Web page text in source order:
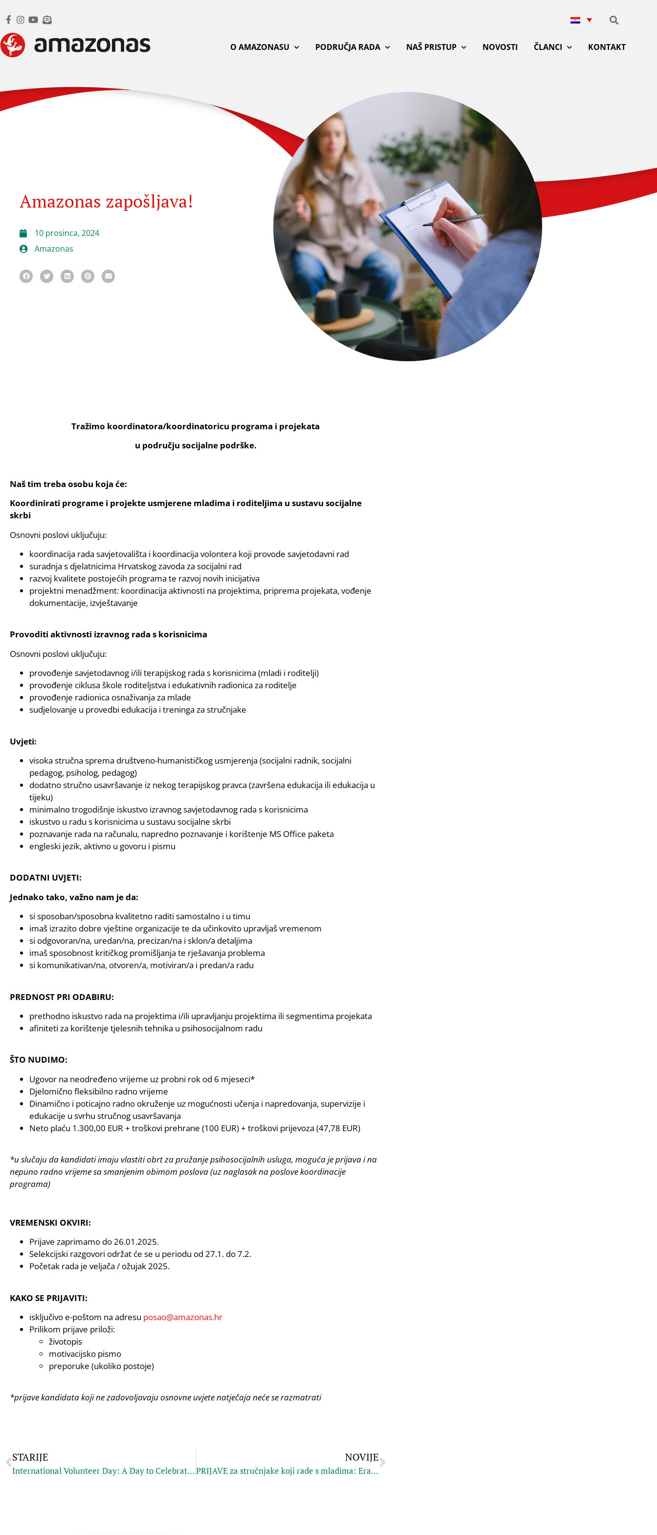
O AMAZONASU PODRUČJA RADA NAŠ PRISTUP NOVOSTI ČLANCI KONTAKT
Amazonas zapošljava!
10 prosinca, 2024
Amazonas
Tražimo koordinatora/koordinatoricu programa i projekata
u području socijalne podrške.
Naš tim treba osobu koja će:
Koordinirati programe i projekte usmjerene mladima i roditeljima u sustavu socijalne
skrbi
Osnovni poslovi uključuju:
koordinacija rada savjetovališta i koordinacija volontera koji provode savjetodavni rad
suradnja s djelatnicima Hrvatskog zavoda za socijalni rad
razvoj kvalitete postojećih programa te razvoj novih inicijativa
projektni menadžment: koordinacija aktivnosti na projektima, priprema projekata, vođenje
dokumentacije, izvještavanje
Provoditi aktivnosti izravnog rada s korisnicima
Osnovni poslovi uključuju:
provođenje savjetodavnog i/ili terapijskog rada s korisnicima (mladi i roditelji)
provođenje ciklusa škole roditeljstva i edukativnih radionica za roditelje
provođenje radionica osnaživanja za mlade
sudjelovanje u provedbi edukacija i treninga za stručnjake
Uvjeti:
visoka stručna sprema društveno-humanističkog usmjerenja (socijalni radnik, socijalni
pedagog, psiholog, pedagog)
dodatno stručno usavršavanje iz nekog terapijskog pravca (završena edukacija ili edukacija u
tijeku)
minimalno trogodišnje iskustvo izravnog savjetodavnog rada s korisnicima
iskustvo u radu s korisnicima u sustavu socijalne skrbi
poznavanje rada na računalu, napredno poznavanje i korištenje MS Office paketa
engleski jezik, aktivno u govoru i pismu
DODATNI UVJETI:
Jednako tako, važno nam je da:
si sposoban/sposobna kvalitetno raditi samostalno i u timu
imaš izrazito dobre vještine organizacije te da učinkovito upravljaš vremenom
si odgovoran/na, uredan/na, precizan/na i sklon/a detaljima
imaš sposobnost kritičkog promišljanja te rješavanja problema
si komunikativan/na, otvoren/a, motiviran/a i predan/a radu
PREDNOST PRI ODABIRU:
prethodno iskustvo rada na projektima i/ili upravljanju projektima ili segmentima projekata
afiniteti za korištenje tjelesnih tehnika u psihosocijalnom radu
ŠTO NUDIMO:
Ugovor na neodređeno vrijeme uz probni rok od 6 mjeseci*
Djelomično fleksibilno radno vrijeme
Dinamično i poticajno radno okruženje uz mogućnosti učenja i napredovanja, supervizije i
edukacije u svrhu stručnog usavršavanja
Neto plaću 1.300,00 EUR + troškovi prehrane (100 EUR) + troškovi prijevoza (47,78 EUR)
*u slučaju da kandidati imaju vlastiti obrt za pružanje psihosocijalnih usluga, moguća je prijava i na
nepuno radno vrijeme sa smanjenim obimom poslova (uz naglasak na poslove koordinacije
programa)
VREMENSKI OKVIRI:
Prijave zaprimamo do 26.01.2025.
Selekcijski razgovori održat će se u periodu od 27.1. do 7.2.
Početak rada je veljača / ožujak 2025.
KAKO SE PRIJAVITI:
isključivo e-poštom na adresu posao@amazonas.hr
Prilikom prijave priloži:
životopis
motivacijsko pismo
preporuke (ukoliko postoje)
*prijave kandidata koji ne zadovoljavaju osnovne uvjete natječaja neće se razmatrati
STARIJE
International Volunteer Day: A Day to Celebrate Helping Others
NOVIJE
PRIJAVE za stručnjake koji rade s mladima: Erasmus+TC u Fužinama “Building Resilience”